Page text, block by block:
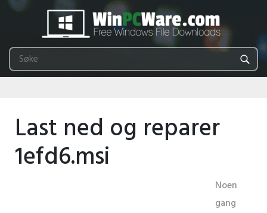
Last ned og reparer
1efd6.msi
Noen
gang